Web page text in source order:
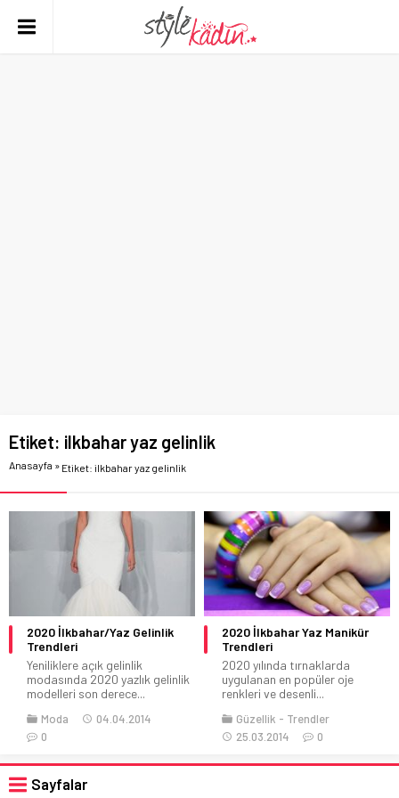
Etiket: ilkbahar yaz gelinlik
Anasayfa » Etiket: ilkbahar yaz gelinlik
2020 İlkbahar/Yaz Gelinlik
Trendleri
Yeniliklere açık gelinlik
modasında 2020 yazlık gelinlik
modelleri son derece...
Moda
04.04.2014
0
2020 İlkbahar Yaz Manikür
Trendleri
2020 yılında tırnaklarda
uygulanan en popüler oje
renkleri ve desenli...
Güzellik
Trendler
25.03.2014
0
Sayfalar